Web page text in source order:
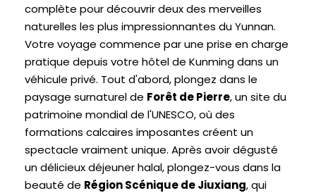
complète pour découvrir deux des merveilles
naturelles les plus impressionnantes du Yunnan.
Votre voyage commence par une prise en charge
pratique depuis votre hôtel de Kunming dans un
véhicule privé. Tout d'abord, plongez dans le
paysage surnaturel de Forêt de Pierre, un site du
patrimoine mondial de l'UNESCO, où des
formations calcaires imposantes créent un
spectacle vraiment unique. Après avoir dégusté
un délicieux déjeuner halal, plongez-vous dans la
beauté de Région Scénique de Jiuxiang, qui